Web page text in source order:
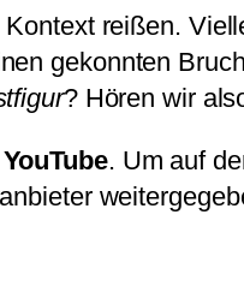
reißen.
gekonnten
? Hören wir
YouTube. Um auf